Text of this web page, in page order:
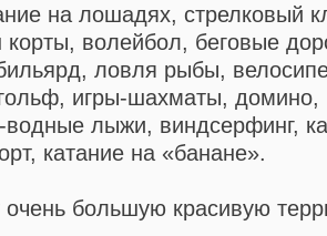
на лошадях, стрелковый
корты, волейбол, беговые
ловля рыбы,
игры-шахматы, домино,
водные лыжи, виндсерфинг,
катание на «банане».
очень большую красивую